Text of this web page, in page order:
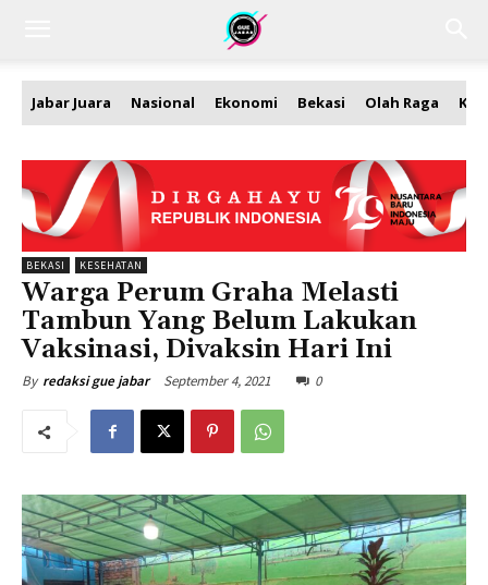
Jabar Juara Nasional Ekonomi Bekasi Olah Raga
BEKASI KESEHATAN
Warga Perum Graha Melasti
Tambun Yang Belum Lakukan
Vaksinasi, Divaksin Hari Ini
By redaksi gue jabar September 4, 2021 0